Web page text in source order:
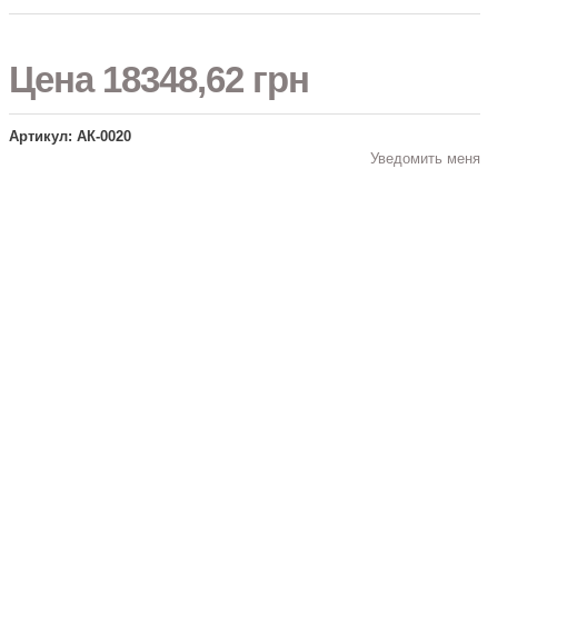
Цена 18348,62 грн
Артикул: АК-0020
Уведомить меня